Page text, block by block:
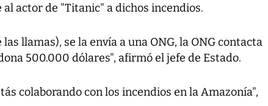
actor de "Titanic" a dichos incendios.
llamas), se la envía a una ONG, la ONG contacta
500.000 dólares", afirmó el jefe de Estado.
colaborando con los incendios en la Amazonía",